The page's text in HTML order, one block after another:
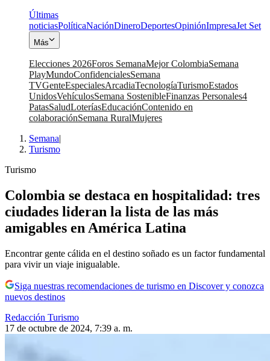
Últimas
noticiasPolíticaNaciónDineroDeportesOpiniónImpresaJet Set
Más
Elecciones 2026Foros SemanaMejor ColombiaSemana
PlayMundoConfidencialesSemana
TVGenteEspecialesArcadiaTecnologíaTurismoEstados
UnidosVehículosSemana SostenibleFinanzas Personales4
PatasSaludLoteríasEducaciónContenido en
colaboraciónSemana RuralMujeres
Semana|
Turismo
Turismo
Colombia se destaca en hospitalidad: tres
ciudades lideran la lista de las más
amigables en América Latina
Encontrar gente cálida en el destino soñado es un factor fundamental
para vivir un viaje inigualable.
Siga nuestras recomendaciones de turismo en Discover y conozca
nuevos destinos
Redacción Turismo
17 de octubre de 2024, 7:39 a. m.